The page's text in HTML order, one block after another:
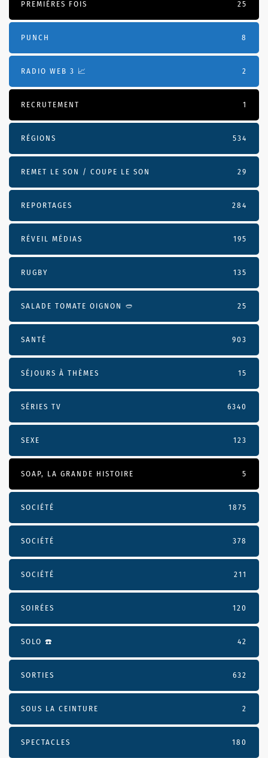
PREMIÈRES FOIS 25
PUNCH 8
RADIO WEB 3 📈 2
RECRUTEMENT 1
RÉGIONS 534
REMET LE SON / COUPE LE SON 29
REPORTAGES 284
RÉVEIL MÉDIAS 195
RUGBY 135
SALADE TOMATE OIGNON 🥙 25
SANTÉ 903
SÉJOURS À THÈMES 15
SÉRIES TV 6340
SEXE 123
SOAP, LA GRANDE HISTOIRE 5
SOCIÉTÉ 1875
SOCIÉTÉ 378
SOCIÉTÉ 211
SOIRÉES 120
SOLO ☎️ 42
SORTIES 632
SOUS LA CEINTURE 2
SPECTACLES 180